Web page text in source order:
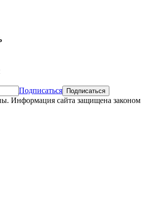
Подписаться
Информация сайта защищена законом